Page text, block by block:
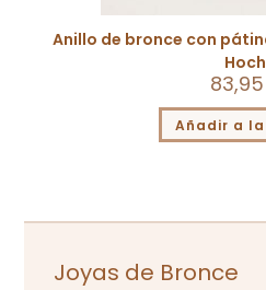
Anillo de bronce con
Hoch
83,95
Añadir a
Joyas de Bronce